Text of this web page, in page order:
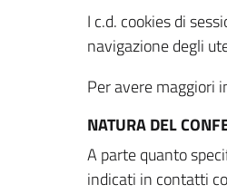
I c.d. cookies di
navigazione degli
Per avere maggiori
NATURA DEL
A parte quanto
indicati in contatti